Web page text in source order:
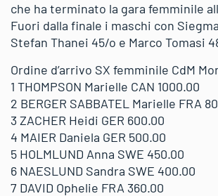
che ha terminato la gara femminile
Fuori dalla finale i maschi con
Stefan Thanei 45/o e Marco Tomasi
Ordine d’arrivo SX femminile CdM
1 THOMPSON Marielle CAN 1000.00
2 BERGER SABBATEL Marielle FRA
3 ZACHER Heidi GER 600.00
4 MAIER Daniela GER 500.00
5 HOLMLUND Anna SWE 450.00
6 NAESLUND Sandra SWE 400.00
7 DAVID Ophelie FRA 360.00